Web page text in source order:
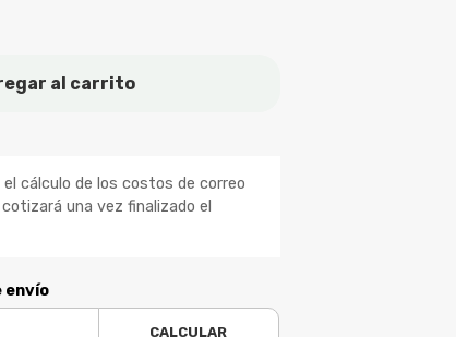
al carrito
el cálculo de los costos de correo
una vez finalizado el
envío
CALCULAR